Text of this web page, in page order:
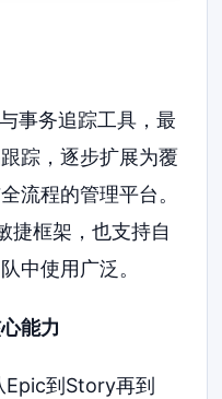
事务追踪工具，最
踪，逐步扩展为覆
流程的管理平台。
捷框架，也支持自
中使用广泛。
能力
Epic到Story再到